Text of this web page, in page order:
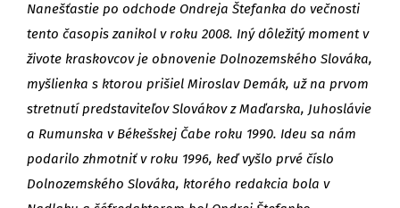
Nanešťastie po odchode Ondreja Štefanka do večnosti
tento časopis zanikol v roku 2008. Iný dôležitý moment v
živote kraskovcov je obnovenie Dolnozemského Slováka,
myšlienka s ktorou prišiel Miroslav Demák, už na prvom
stretnutí predstaviteľov Slovákov z Maďarska, Juhoslávie
a Rumunska v Békešskej Čabe roku 1990. Ideu sa nám
podarilo zhmotniť v roku 1996, keď vyšlo prvé číslo
Dolnozemského Slováka, ktorého redakcia bola v